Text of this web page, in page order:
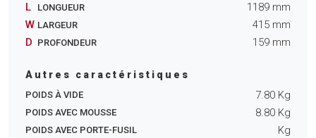
L LONGUEUR 1189 mm
W LARGEUR 415 mm
D PROFONDEUR 159 mm
Autres caractéristiques
POIDS À VIDE 7.80 Kg
POIDS AVEC MOUSSE 8.80 Kg
POIDS AVEC PORTE-FUSIL Kg